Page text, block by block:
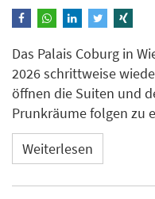
Das Palais Coburg in
2026 schrittweise
öffnen die Suiten und
Prunkräume folgen zu
Weiterlesen